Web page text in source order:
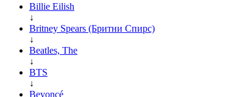
Billie Eilish
↓
Britney Spears (Бритни Спирс)
↓
Beatles, The
↓
BTS
↓
Beyoncé